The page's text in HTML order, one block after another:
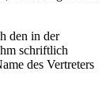
den in der
schriftlich
des Vertreters